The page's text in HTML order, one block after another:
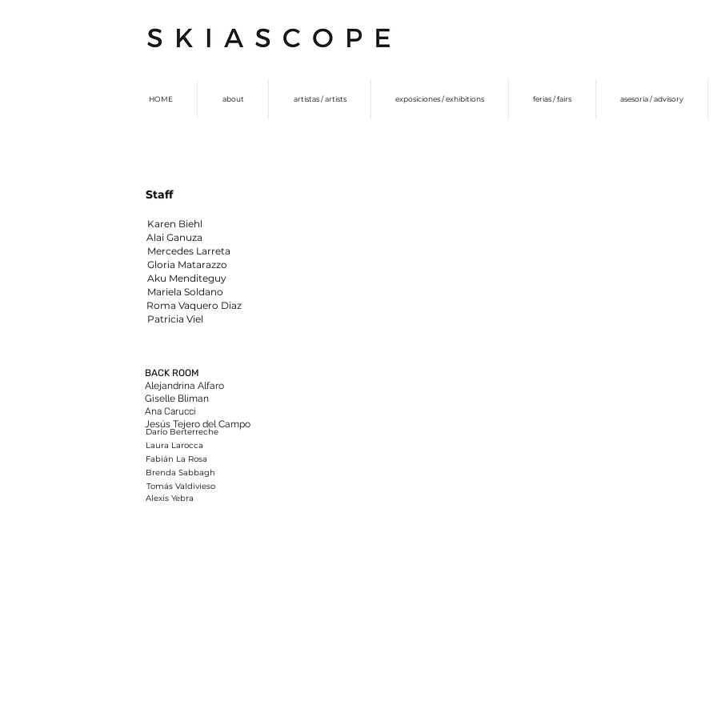
HOME about artistas / artists exposiciones / exhibitions ferias / fairs asesoría / advisory
Staff
Karen Biehl
Alai Ganuza
Mercedes Larreta
Gloria Matarazzo
​Aku Menditeguy
Mariela Soldano
Roma Vaquero Diaz
Patricia Viel
Darío Berterreche
BACK ROOM
Alejandrina Alfaro
Giselle Bliman
Ana Carucci
Jesús Tejero del Campo
Laura Larocca
Fabián La Rosa
Brenda Sabbagh
Tomás Valdivieso
Alexis Yebra